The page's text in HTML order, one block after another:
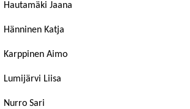
Hautamäki Jaana
Hänninen Katja
Karppinen Aimo
Lumijärvi Liisa
Nurro Sari